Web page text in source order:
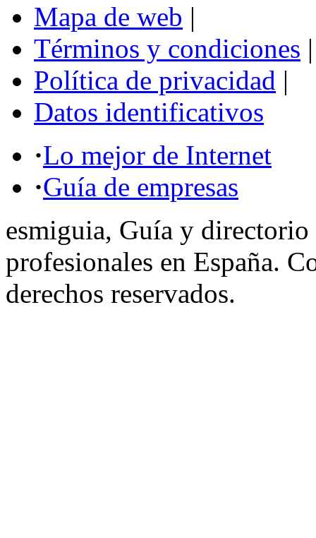
Mapa de web |
Términos y condiciones |
Política de privacidad |
Datos identificativos
·Lo mejor de Internet
·Guía de empresas
esmiguia, Guía y directorio
profesionales en España.
derechos reservados.